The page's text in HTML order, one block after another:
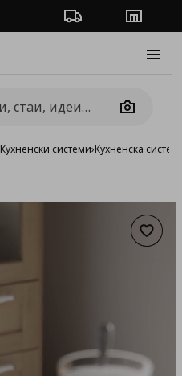
Проследяване на
Camera
Кухненски системи›Кухненска